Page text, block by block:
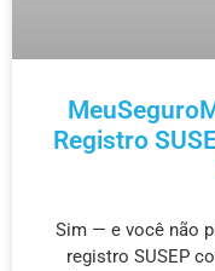
Registro
Sim — e você não
registro SUSEP